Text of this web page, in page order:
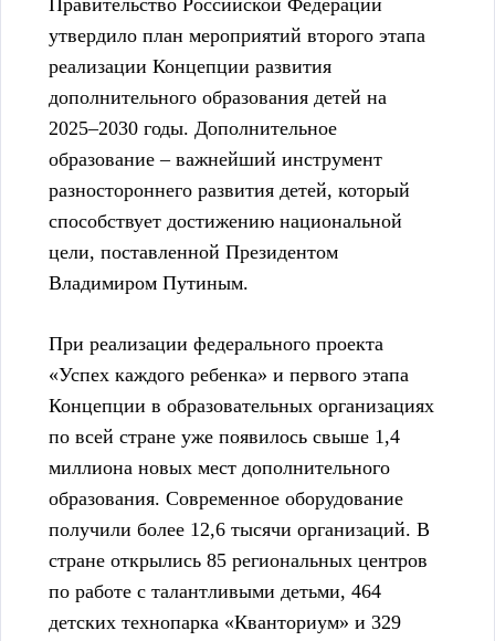
Правительство Российской Федерации
утвердило план мероприятий второго этапа
реализации Концепции развития
дополнительного образования детей на
2025–2030 годы. Дополнительное
образование – важнейший инструмент
разностороннего развития детей, который
способствует достижению национальной
цели, поставленной Президентом
Владимиром Путиным.
При реализации федерального проекта
«Успех каждого ребенка» и первого этапа
Концепции в образовательных организациях
по всей стране уже появилось свыше 1,4
миллиона новых мест дополнительного
образования. Современное оборудование
получили более 12,6 тысячи организаций. В
стране открылись 85 региональных центров
по работе с талантливыми детьми, 464
детских технопарка «Кванториум» и 329